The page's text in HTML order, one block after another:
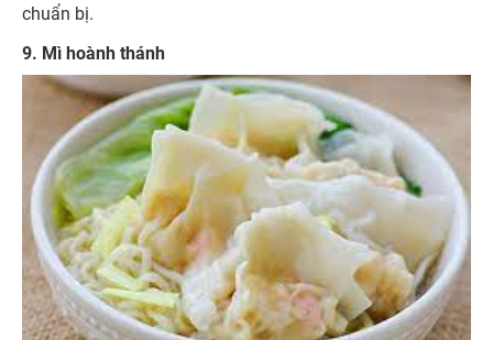
chuẩn bị.
9. Mì hoành thánh